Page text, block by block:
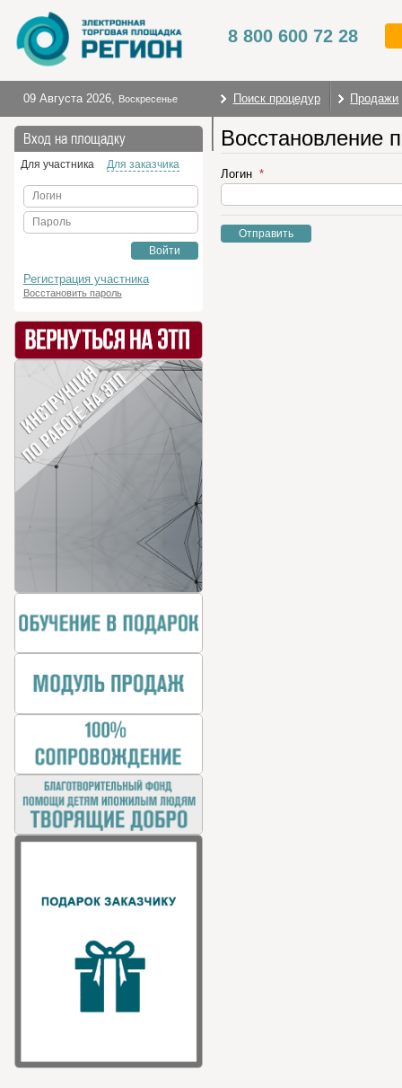
8 800 600 72 28
09 Августа 2026, Воскресенье Поиск процедур Продажи
На главную
Вход на площадку
Для участника Для заказчика
Логин
Пароль
Войти
Регистрация участника
Восстановить пароль
Восстановление
Логин
Отправить